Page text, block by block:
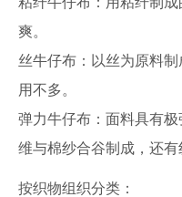
爽。
丝牛仔布：以丝为原料
用不多。
弹力牛仔布：面料具有
维与棉纱合谷制成，还有
按织物组织分类：